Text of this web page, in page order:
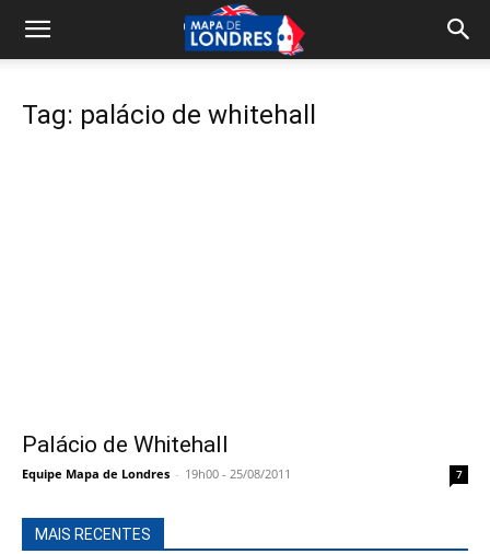
Tag: palácio de whitehall
Palácio de Whitehall
Equipe Mapa de Londres - 19h00 - 25/08/2011 7
MAIS RECENTES